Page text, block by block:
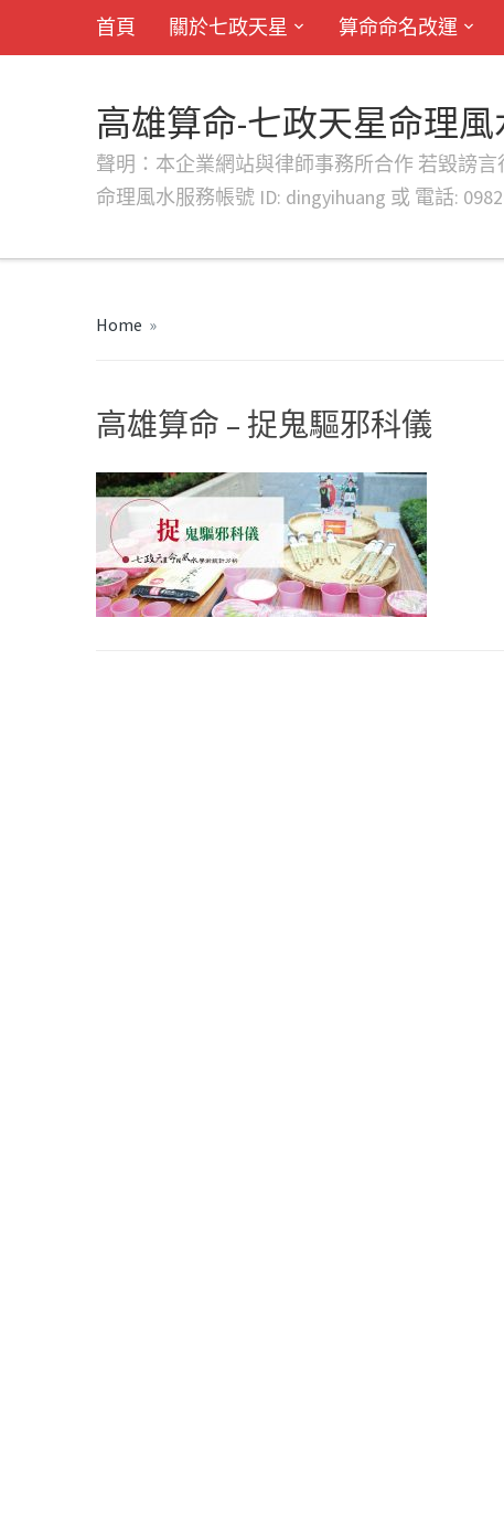
首頁 關於七政天星 算命命名改運
高雄算命-七政天星命理
聲明：本企業網站與律師事務所合作 若毀謗言
命理風水服務帳號 ID: dingyihuang 或 電話:
Home »
高雄算命 – 捉鬼驅邪科儀